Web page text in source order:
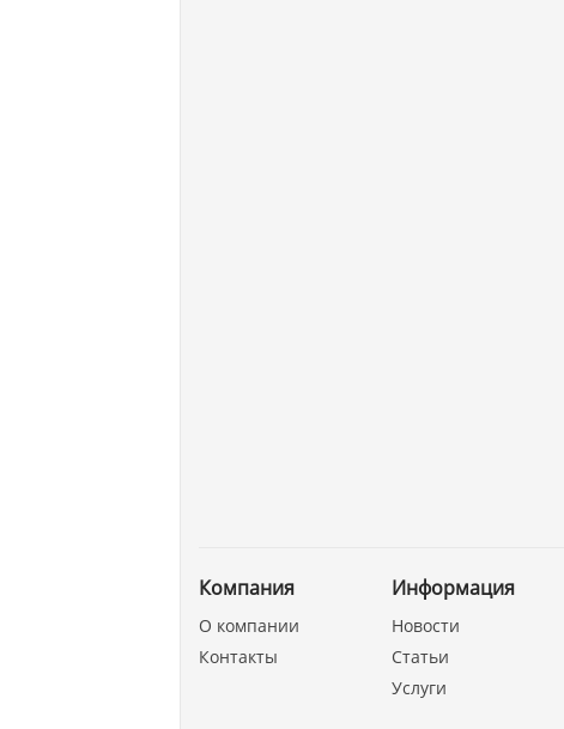
Компания
О компании
Контакты
Информация
Новости
Статьи
Услуги